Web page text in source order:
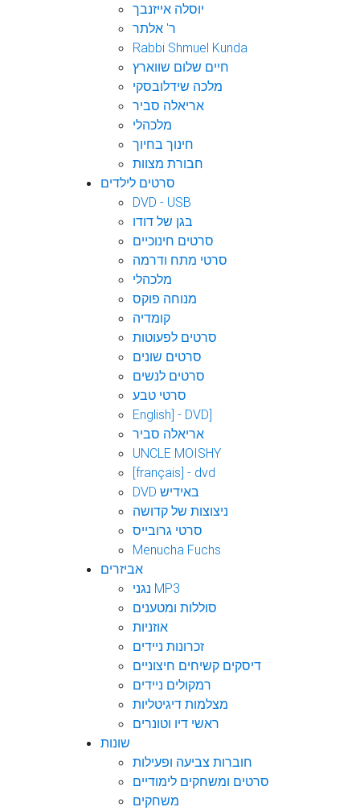
יוסלה אייזנבך
ר' אלתר
Rabbi Shmuel Kunda
חיים שלום שווארץ
מלכה שידלובסקי
אריאלה סביר
מלכהלי
חינוך בחיוך
חבורת מצוות
סרטים לילדים
DVD - USB
בגן של דודו
סרטים חינוכיים
סרטי מתח ודרמה
מלכהלי
מנוחה פוקס
קומדיה
סרטים לפעוטות
סרטים שונים
סרטים לנשים
סרטי טבע
English] - DVD]
אריאלה סביר
UNCLE MOISHY
[français] - dvd
DVD באידיש
ניצוצות של קדושה
סרטי גרובייס
Menucha Fuchs
אביזרים
נגני MP3
סוללות ומטענים
אוזניות
זכרונות ניידים
דיסקים קשיחים חיצוניים
רמקולים ניידים
מצלמות דיגיטליות
ראשי דיו וטונרים
שונות
חוברות צביעה ופעילות
סרטים ומשחקים לימודיים
משחקים